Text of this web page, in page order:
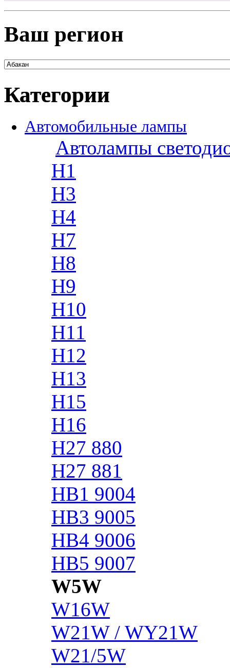
Ваш регион
Категории
Автомобильные лампы
Автолампы
H1
H3
H4
H7
H8
H9
H10
H11
H12
H13
H15
H16
H27 880
H27 881
HB1 9004
HB3 9005
HB4 9006
HB5 9007
W5W
W16W
W21W / WY21W
W21/5W